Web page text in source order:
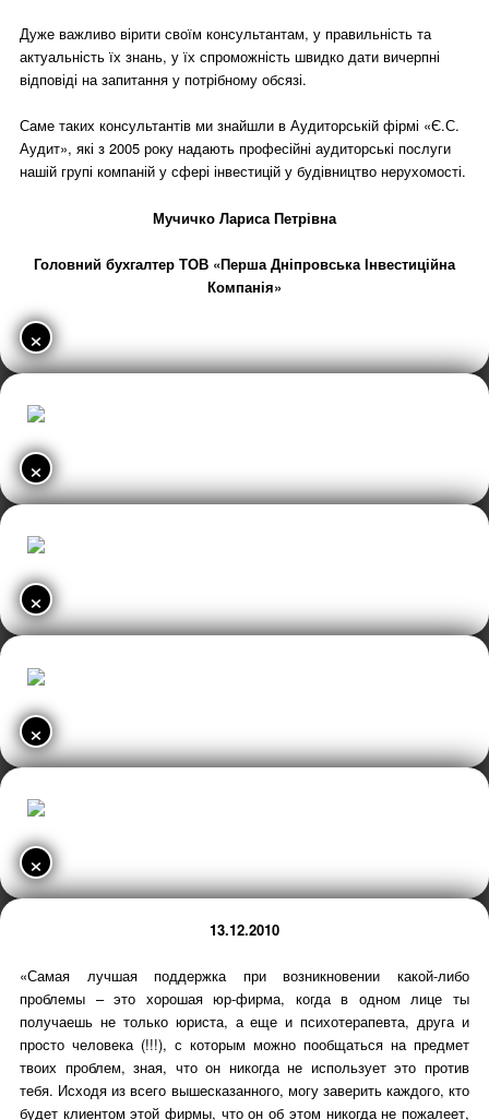
Дуже важливо вірити своїм консультантам, у правильність та
актуальність їх знань, у їх спроможність швидко дати вичерпні
відповіді на запитання у потрібному обсязі.
Саме таких консультантів ми знайшли в Аудиторській фірмі «Є.С.
Аудит», які з 2005 року надають професійні аудиторські послуги
нашій групі компаній у сфері інвестицій у будівництво нерухомості.
Мучичко Лариса Петрівна
Головний бухгалтер ТОВ «Перша Дніпровська Інвестиційна
Компанія»
×
×
×
×
×
13.12.2010
«Самая лучшая поддержка при возникновении какой-либо
проблемы – это хорошая юр-фирма, когда в одном лице ты
получаешь не только юриста, а еще и психотерапевта, друга и
просто человека (!!!), с которым можно пообщаться на предмет
твоих проблем, зная, что он никогда не использует это против
тебя. Исходя из всего вышесказанного, могу заверить каждого, кто
будет клиентом этой фирмы, что он об этом никогда не пожалеет,